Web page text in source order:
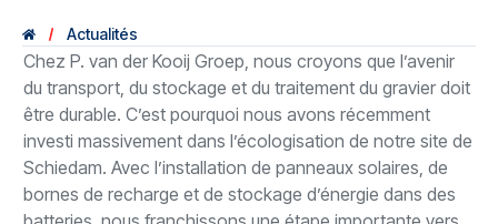
Actualités
Chez P. van der Kooij Groep, nous croyons que l’avenir
du transport, du stockage et du traitement du gravier doit
être durable. C’est pourquoi nous avons récemment
investi massivement dans l’écologisation de notre site de
Schiedam. Avec l’installation de panneaux solaires, de
bornes de recharge et de stockage d’énergie dans des